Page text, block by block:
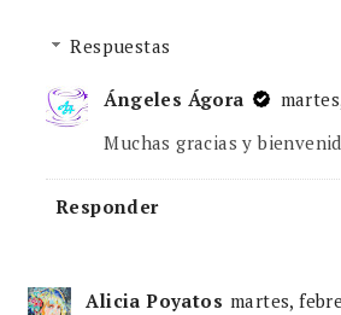
Respuestas
Ángeles Ágora
Muchas gracias y
Responder
Alicia Poyatos martes,